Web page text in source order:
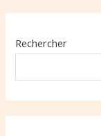
Rechercher